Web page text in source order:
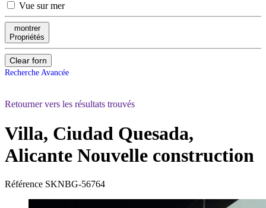
Vue sur mer
montrer
Propriétés
Clear forn
Recherche Avancée
Retourner vers les résultats trouvés
Villa, Ciudad Quesada,
Alicante Nouvelle construction
Référence SKNBG-56764